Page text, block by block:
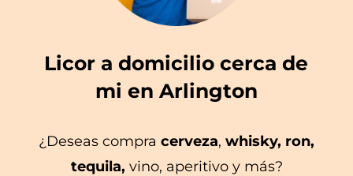
Licor a domicilio cerca de
mi en Arlington
¿Deseas compra cerveza, whisky, ron,
tequila, vino, aperitivo y más?